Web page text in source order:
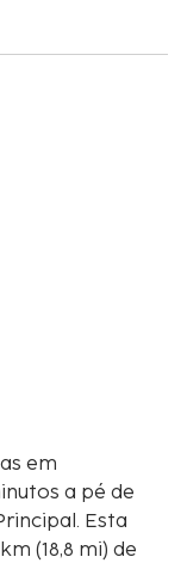
em
a pé de
Esta
(18,8 mi) de